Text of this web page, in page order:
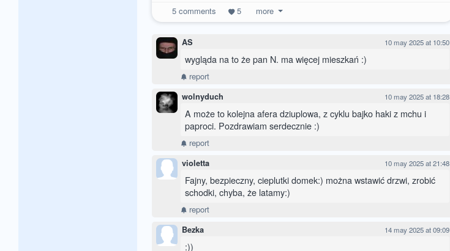
5comments 5 more
AS 10 may 2025 at 10:50
wygląda na to że pan N. ma więcej mieszkań :)
report
wolnyduch 10 may 2025 at 18:28
A może to kolejna afera dziuplowa, z cyklu bajko haki z mchu i
paproci. Pozdrawiam serdecznie :)
report
violetta 10 may 2025 at 21:48
Fajny, bezpieczny, cieplutki domek:) można wstawić drzwi, zrobić
schodki, chyba, że latamy:)
report
Bezka 14 may 2025 at 09:09
:))